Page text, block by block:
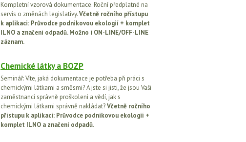
Kompletní vzorová dokumentace. Roční předplatné na
servis o změnách legislativy.Včetně ročního přístupu
k aplikaci: Průvodce podnikovou ekologií + komplet
ILNO a značení odpadů. Možno i ON-LINE/OFF-LINE
záznam.
Chemické látky a BOZP
Seminář: Víte, jaká dokumentace je potřeba při práci s
chemickými látkami a směsmi? A jste si jisti, že jsou Vaši
zaměstnanci správně proškoleni a vědí, jak s
chemickými látkami správně nakládat?Včetně ročního
přístupu k aplikaci: Průvodce podnikovou ekologií +
komplet ILNO a značení odpadů.